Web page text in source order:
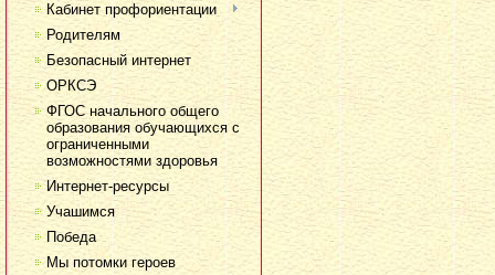
Кабинет профориентации
Родителям
Безопасный интернет
ОРКСЭ
ФГОС начального общего
образования обучающихся с
ограниченными
возможностями здоровья
Интернет-ресурсы
Учашимся
Победа
Мы потомки героев